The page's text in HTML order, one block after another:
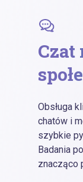
Czat
Obsługa
chatów i
szybkie
Badania
znacząco